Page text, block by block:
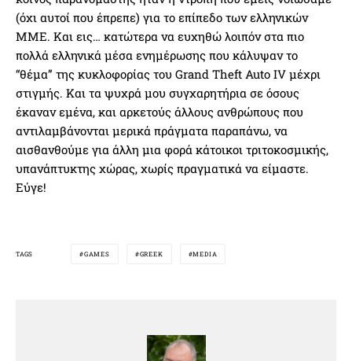
(όχι αυτοί που έπρεπε) για το επίπεδο των ελληνικών
ΜΜΕ. Kαι εις… κατώτερα να ευχηθώ λοιπόν στα πιο
πολλά ελληνικά μέσα ενημέρωσης που κάλυψαν το
“θέμα” της κυκλοφορίας του Grand Theft Auto IV μέχρι
στιγμής. Και τα ψυχρά μου συγχαρητήρια σε όσους
έκαναν εμένα, και αρκετούς άλλους ανθρώπους που
αντιλαμβάνονται μερικά πράγματα παραπάνω, να
αισθανθούμε για άλλη μια φορά κάτοικοι τριτοκοσμικής,
υπανάπτυκτης χώρας, χωρίς πραγματικά να είμαστε.
Εύγε!
TAGS GAMES GREEK MEDIA